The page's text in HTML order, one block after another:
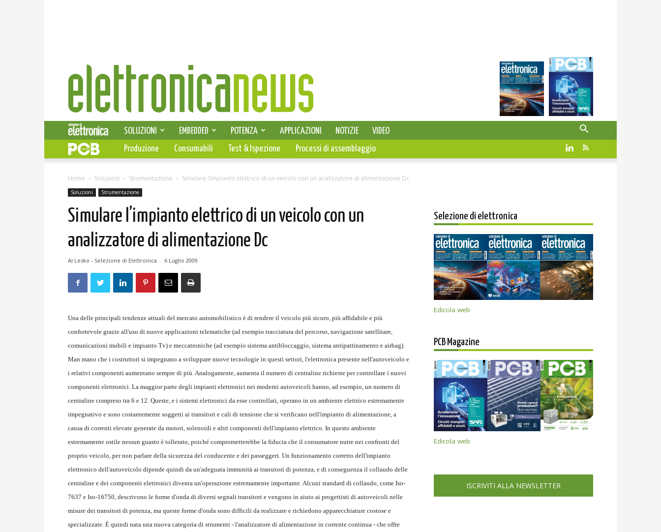
Elettronica
News
SELEZIONE DI ELETTRONICA
SOLUZIONI EMBEDDED POTENZA APPLICAZIONI NOTIZIE
VIDEO
PCB
Produzione Consumabili Test & Ispezione Processi di assemblaggio
Home Soluzioni Strumentazione Simulare l’impianto elettrico di un veicolo con un analizzatore di alimentazione Dc
Soluzioni Strumentazione
Simulare l’impianto elettrico di un veicolo con un
analizzatore di alimentazione Dc
Al Lesko - Selezione di Elettronica - 6 Luglio 2009
Una delle principali tendenze attuali del mercato automobilistico è di rendere il veicolo più sicuro, più affidabile e più
confortevole grazie all'uso di nuove applicazioni telematiche (ad esempio tracciatura del percorso, navigazione satellitare,
comunicazioni mobili e impianto Tv) e meccatroniche (ad esempio sistema antibloccaggio, sistema antipattinamento e airbag).
Man mano che i costruttori si impegnano a sviluppare nuove tecnologie in questi settori, l'elettronica presente nell'autoveicolo e
i relativi componenti aumentano sempre di più. Analogamente, aumenta il numero di centraline richieste per controllare i nuovi
componenti elettronici. La maggior parte degli impianti elettronici nei moderni autoveicoli hanno, ad esempio, un numero di
centraline compreso tra 6 e 12. Queste, e i sistemi elettronici da esse controllati, operano in un ambiente elettrico estremamente
impegnativo e sono costantemente soggetti ai transitori e cali di tensione che si verificano nell'impianto di alimentazione, a
causa di correnti elevate generate da motori, solenoidi e altri componenti dell'impianto elettrico. In questo ambiente
estremamente ostile nessun guasto è tollerato, poiché comprometterebbe la fiducia che il consumatore nutre nei confronti del
proprio veicolo, per non parlare della sicurezza del conducente e dei passeggeri. Un funzionamento corretto dell'impianto
elettronico dell'autoveicolo dipende quindi da un'adeguata immunità ai transitori di potenza, e di conseguenza il collaudo delle
centraline e dei componenti elettronici diventa un'operazione estremamente importante. Alcuni standard di collaudo, come Iso-
7637 e Iso-16750, descrivono le forme d'onda di diversi segnali transitori e vengono in aiuto ai progettisti di autoveicoli nelle
misure dei transitori di potenza, ma queste forme d'onda sono difficili da realizzare e richiedono apparecchiature costose e
specializzate. È quindi nata una nuova categoria di strumenti - l'analizzatore di alimentazione in corrente continua - che offre
Selezione di elettronica
Edicola web
PCB Magazine
Edicola web
ISCRIVITI ALLA NEWSLETTER